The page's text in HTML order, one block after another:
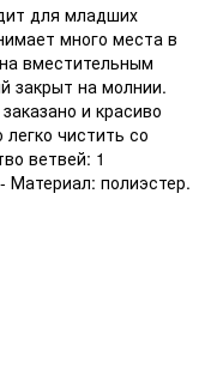
для младших
много места в
вместительным
закрыт на молнии.
и красиво
легко чистить со
ветвей: 1
Материал: полиэстер.